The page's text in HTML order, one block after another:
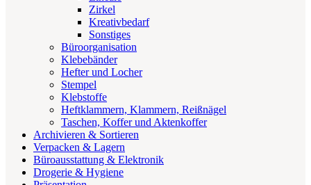
Zirkel
Kreativbedarf
Sonstiges
Büroorganisation
Klebebänder
Hefter und Locher
Stempel
Klebstoffe
Heftklammern, Klammern, Reißnägel
Taschen, Koffer und Aktenkoffer
Archivieren & Sortieren
Verpacken & Lagern
Büroausstattung & Elektronik
Drogerie & Hygiene